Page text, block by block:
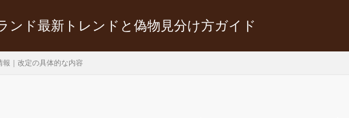
ンド最新トレンドと偽物見分け方ガイド
｜改定の具体的な内容